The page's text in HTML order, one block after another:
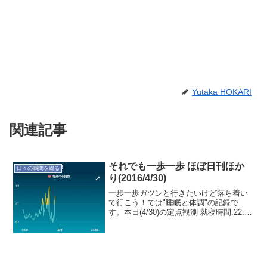
Yutaka HOKARI
関連記事
日々の瞬間を綴る
それでも一歩一歩 ほぼ日刊ほか
り(2016/4/30)
一歩一歩ガツンと行きたいけど落ち着い
て行こう！では"睡眠と体調"の記録で
す。本日(4/30)の定点観測 就寝時間:22:29